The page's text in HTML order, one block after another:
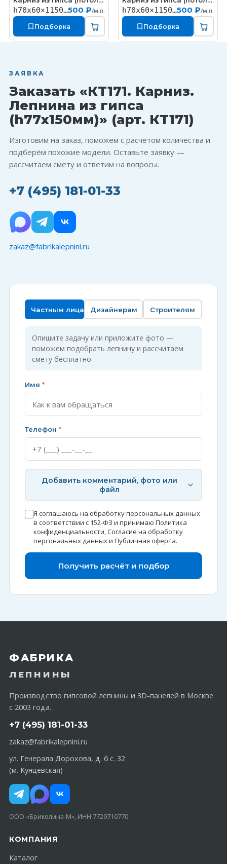
КT327
h70x60×1150мм500 ₽/м.п.
Подборка
КT324
h70x60×1150мм500 ₽/м.п.
Подборка
ЗАЯВКА
Заказать «КT171. Карниз.
Лепнина из гипса
(h77x150мм)» (арт. КT171)
Изготовим на заказ, поможем с расчётом количества и
подберём похожие модели. Оставьте заявку —
рассчитаем смету и ответим на вопросы.
+7 (495) 181-01-33
zakaz@fabrikalepnini.ru
Частным лицам Дизайнерам Строителям
Опишите задачу или приложите фото —
поможем подобрать лепнину и рассчитаем
смету бесплатно.
Имя *
Телефон *
Добавить комментарий, фото или
файл
Я соглашаюсь на обработку персональных данных
в соответствии с 152-ФЗ и принимаю Политика
конфиденциальности,Согласие на обработку
персональных данныхи Публичная оферта.
Получить расчёт и подбор
ФАБРИКА
ЛЕПНИНЫ
Производство гипсовой лепнины и 3D-панелей в Москве
с 2003 года.
+7 (495) 181-01-33
zakaz@fabrikalepnini.ru
ул. Генерала Дорохова, д. 6 с. 32
(м. Кунцевская)
ООО «Бриколина-М», ИНН 7729710770
КОМПАНИЯ
Каталог